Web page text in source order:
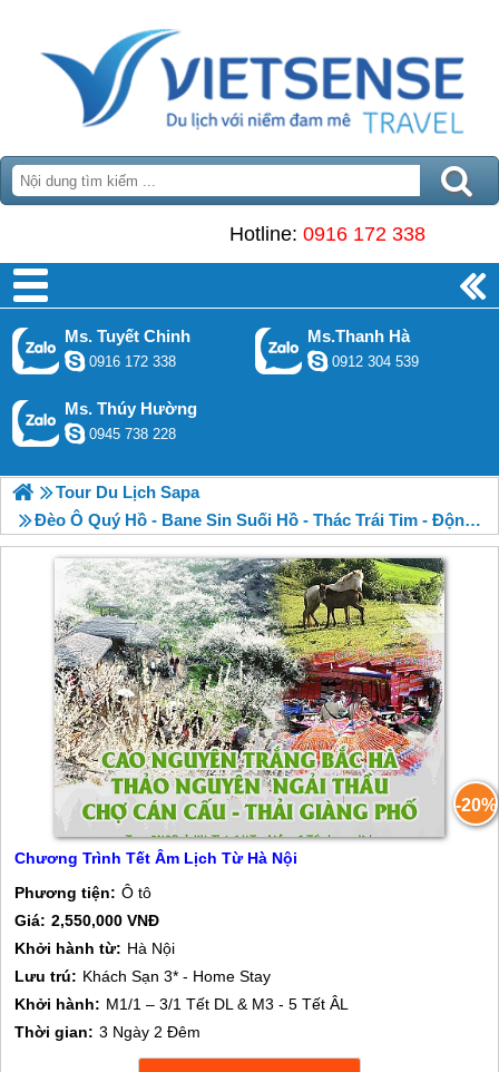
Hotline: 0916 172 338
Ms. Tuyết Chinh
0916 172 338
Ms.Thanh Hà
0912 304 539
Ms. Thúy Hường
0945 738 228
Tour Du Lịch Sapa
Đèo Ô Quý Hồ - Bane Sin Suối Hồ - Thác Trái Tim - Động Pusamcap
-20%
Chương Trình Tết Âm Lịch Từ Hà Nội
Phương tiện: Ô tô
Giá: 2,550,000 VNĐ
Khởi hành từ: Hà Nội
Lưu trú: Khách Sạn 3* - Home Stay
Khởi hành: M1/1 – 3/1 Tết DL & M3 - 5 Tết ÂL
Thời gian: 3 Ngày 2 Đêm